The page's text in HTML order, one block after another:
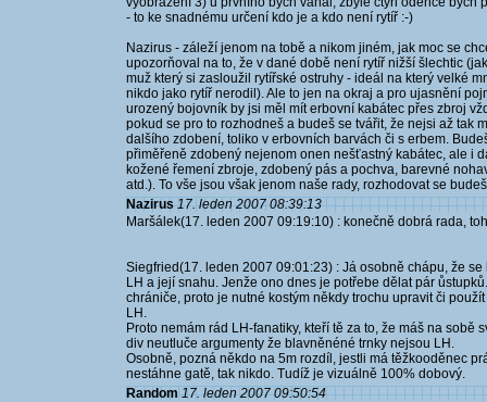
- to ke snadnému určení kdo je a kdo není rytíř :-)
Nazirus - záleží jenom na tobě a nikom jiném, jak moc se
upozorňoval na to, že v dané době není rytíř nižší šlechtic
muž který si zasloužil rytířské ostruhy - ideál na který velké
nikdo jako rytíř nerodil). Ale to jen na okraj a pro ujasnění
urozený bojovník by jsi měl mít erbovní kabátec přes zbroj
pokud se pro to rozhodneš a budeš se tvářit, že nejsi až tak
dalšího zdobení, toliko v erbovních barvách či s erbem.
přiměřeně zdobený nejenom onen nešťastný kabátec, ale i
kožené řemení zbroje, zdobený pás a pochva, barevné
atd.). To vše jsou však jenom naše rady, rozhodovat se
Nazirus 17. leden 2007 08:39:13
Maršálek(17. leden 2007 09:19:10) : konečně dobrá rada,
Siegfried(17. leden 2007 09:01:23) : Já osobně chápu, že
LH a její snahu. Jenže ono dnes je potřebe dělat pár
chrániče, proto je nutné kostým někdy trochu upravit či
LH.
Proto nemám rád LH-fanatiky, kteří tě za to, že máš na
div neutluče argumenty že blavněnéné trnky nejsou LH.
Osobně, pozná někdo na 5m rozdíl, jestli má těžkooděnec
nestáhne gatě, tak nikdo. Tudíž je vizuálně 100% dobový.
Random 17. leden 2007 09:50:54